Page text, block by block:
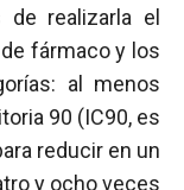
de realizarla el
fármaco y los
al menos
90 (IC90, es
reducir en un
y ocho veces